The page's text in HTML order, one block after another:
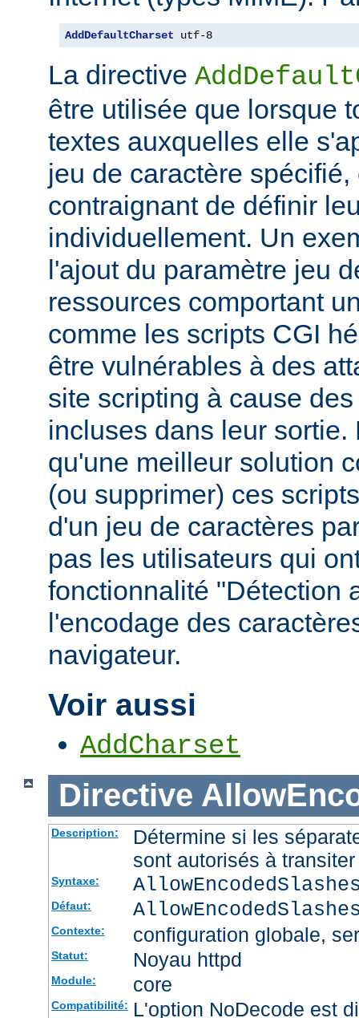
AddDefaultCharset utf-8
La directive
être utilisée que lorsque
textes auxquelles elle
jeu de caractère
contraignant de définir
individuellement. Un
l'ajout du paramètre jeu
ressources comportant
comme les scripts CGI
être vulnérables à des
site scripting à cause
incluses dans leur sortie.
qu'une meilleur solution
(ou supprimer) ces
d'un jeu de caractères
pas les utilisateurs qui
fonctionnalité "Détection
l'encodage des
navigateur.
Voir aussi
AddCharset
Directive
Description:
Détermine si les
sont autorisés à
Syntaxe:
Défaut:
Contexte: configuration globale,
Statut: Noyau httpd
Module: core
Compatibilité: L'option NoDecode est